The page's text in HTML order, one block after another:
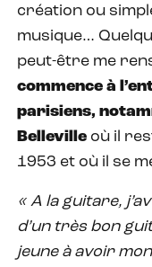
création ou
musique…
peut-être me
commence à
parisiens,
Belleville où il
1953 et où il se
« A la guitare,
d’un très bon
jeune à avoir